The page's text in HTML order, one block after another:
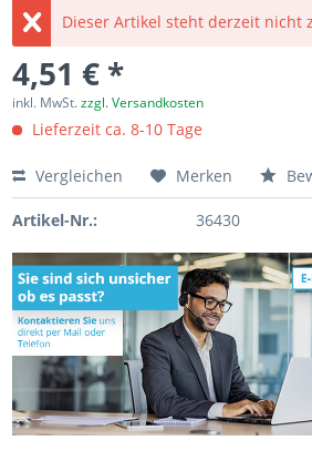
Dieser Artikel steht derzeit nicht
4,51 € *
inkl. MwSt.zzgl. Versandkosten
Lieferzeit ca. 8-10 Tage
Vergleichen Merken
Artikel-Nr.: 36430